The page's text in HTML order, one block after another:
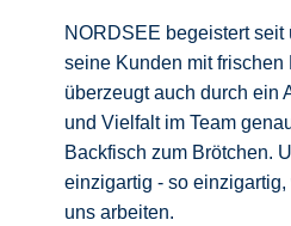
NORDSEE begeistert
seine Kunden mit
überzeugt auch durch ein
und Vielfalt im Team
Backfisch zum Brötchen.
einzigartig - so
uns arbeiten.